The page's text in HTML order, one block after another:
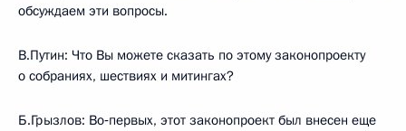
обсуждаем эти вопросы.
В.Путин: Что Вы можете сказать по этому законопроекту
о собраниях, шествиях и митингах?
Б.Грызлов: Во‑первых, этот законопроект был внесен еще